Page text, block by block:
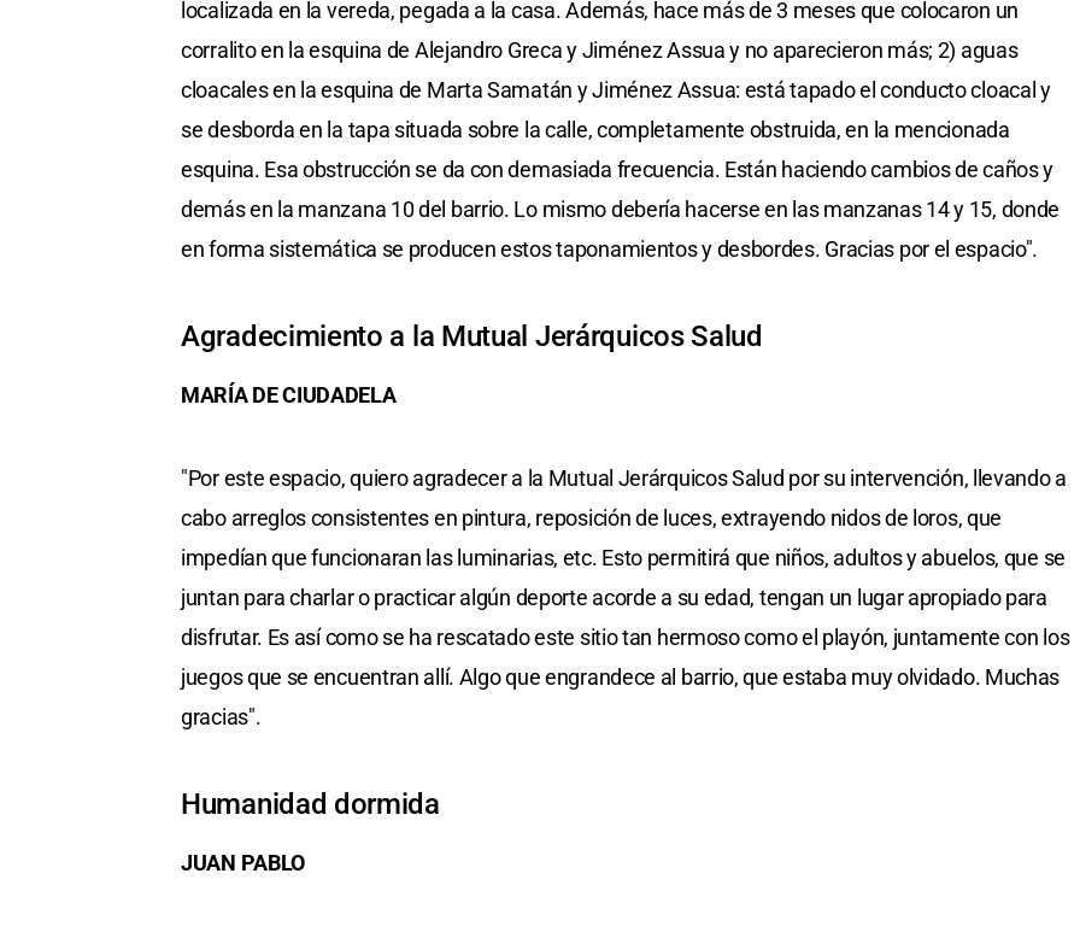
localizada en la vereda, pegada a la casa. Además, hace más de 3 meses que colocaron un
corralito en la esquina de Alejandro Greca y Jiménez Assua y no aparecieron más; 2) aguas
cloacales en la esquina de Marta Samatán y Jiménez Assua: está tapado el conducto cloacal y
se desborda en la tapa situada sobre la calle, completamente obstruida, en la mencionada
esquina. Esa obstrucción se da con demasiada frecuencia. Están haciendo cambios de caños y
demás en la manzana 10 del barrio. Lo mismo debería hacerse en las manzanas 14 y 15, donde
en forma sistemática se producen estos taponamientos y desbordes. Gracias por el espacio".
Agradecimiento a la Mutual Jerárquicos Salud
MARÍA DE CIUDADELA
"Por este espacio, quiero agradecer a la Mutual Jerárquicos Salud por su intervención, llevando a
cabo arreglos consistentes en pintura, reposición de luces, extrayendo nidos de loros, que
impedían que funcionaran las luminarias, etc. Esto permitirá que niños, adultos y abuelos, que se
juntan para charlar o practicar algún deporte acorde a su edad, tengan un lugar apropiado para
disfrutar. Es así como se ha rescatado este sitio tan hermoso como el playón, juntamente con los
juegos que se encuentran allí. Algo que engrandece al barrio, que estaba muy olvidado. Muchas
gracias".
Humanidad dormida
JUAN PABLO